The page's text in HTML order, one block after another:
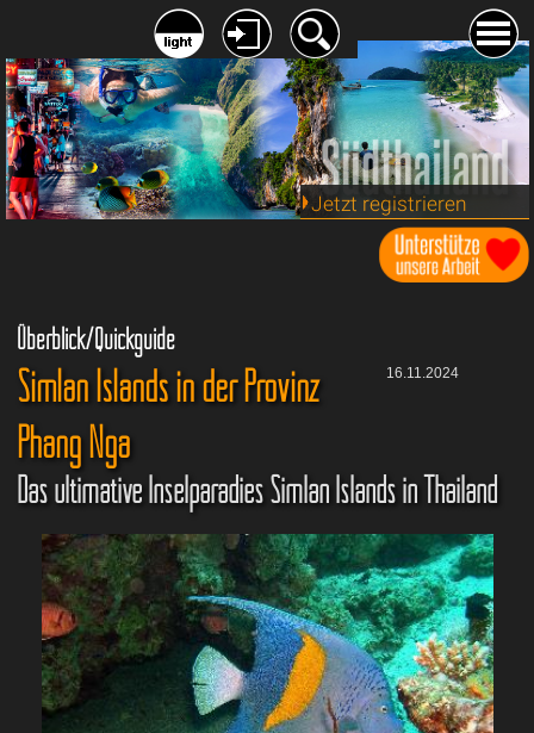
Jetzt registrieren
Überblick/Quickguide
16.11.2024
Simlan Islands in der Provinz
Phang Nga
Das ultimative Inselparadies Simlan Islands in Thailand